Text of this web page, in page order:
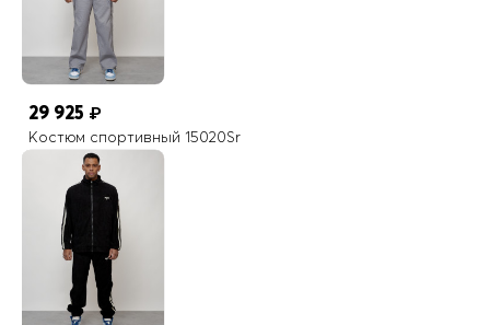
29 925 ₽
Костюм спортивный 15020Sr